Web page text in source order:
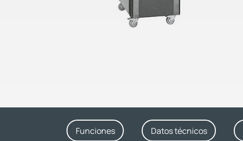
Funciones Datos técnicos